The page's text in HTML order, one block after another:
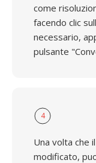
come
facendo clic
necessario,
pulsante
4
Una volta che
modificato,